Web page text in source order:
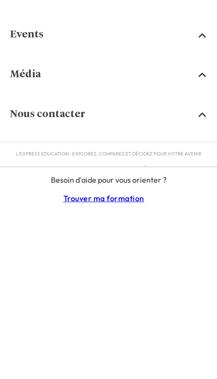
Besoin d'aide pour vous orienter ?
Trouver ma formation
Events
Média
Nous contacter
L'EXPRESS EDUCATION : EXPLOREZ, COMPAREZ ET DÉCIDEZ POUR VOTRE AVENIR
RGPD